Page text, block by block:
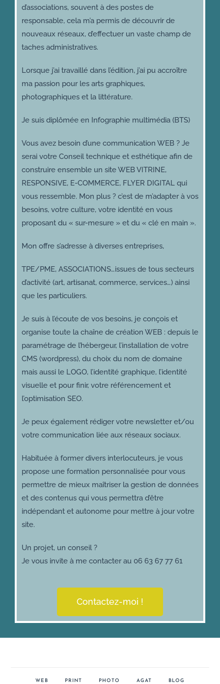
d’associations, souvent à des postes de
responsable, cela m’a permis de découvrir de
nouveaux réseaux, d’effectuer un vaste champ de
taches administratives.
Lorsque j’ai travaillé dans l’édition, j’ai pu accroître
ma passion pour les arts graphiques,
photographiques et la littérature.
Je suis diplômée en Infographie multimédia (BTS)
Vous avez besoin d’une communication WEB ? Je
serai votre Conseil technique et esthétique afin de
construire ensemble un site WEB VITRINE,
RESPONSIVE, E-COMMERCE, FLYER DIGITAL qui
vous ressemble. Mon plus ? c’est de m’adapter à vos
besoins, votre culture, votre identité en vous
proposant du « sur-mesure » et du « clé en main ».
Mon offre s’adresse à diverses entreprises,
TPE/PME, ASSOCIATIONS…issues de tous secteurs
d’activité (art, artisanat, commerce, services…) ainsi
que les particuliers.
Je suis à l’écoute de vos besoins, je conçois et
organise toute la chaîne de création WEB : depuis le
paramétrage de l’hébergeur, l’installation de votre
CMS (wordpress), du choix du nom de domaine
mais aussi le LOGO, l’identité graphique, l’identité
visuelle et pour finir, votre référencement et
l’optimisation SEO.
Je peux également rédiger votre newsletter et/ou
votre communication liée aux réseaux sociaux.
Habituée à former divers interlocuteurs, je vous
propose une formation personnalisée pour vous
permettre de mieux maîtriser la gestion de données
et des contenus qui vous permettra d’être
indépendant et autonome pour mettre à jour votre
site.
Un projet, un conseil ?
Je vous invite à me contacter au 06 63 67 77 61
Contactez-moi !
WEB PRINT PHOTO AGAT BLOG